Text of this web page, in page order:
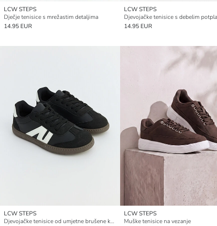
LCW STEPS
Dječje tenisice s mrežastim detaljima
14.95 EUR
LCW STEPS
14.95 EUR
LCW STEPS
Djevojačke tenisice od umjetne brušene kože
LCW STEPS
Muške tenisice na vezanje